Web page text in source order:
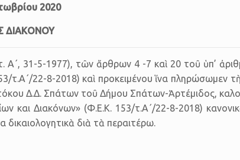
2020
ΔΙΑΚΟΝΟΥ
Α΄, 31-5-1977), τῶν ἄρθρων 4 -7 καὶ 20 τοῦ ὑπ’
22-8-2018) καὶ προ­κει­μέ­νου ἵνα πληρώσωμεν
Δ.Δ. Σπάτων τοῦ Δήμου Σπάτων-Ἀρτέμιδος,
και Διακόνων» (Φ.Ε.Κ. 153/τ.Α΄/22-8-2018)
διὰ τὰ πε­ραι­τέ­ρω.